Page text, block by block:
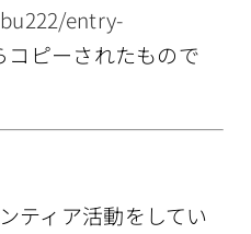
entry-
コピーされたもので
ティア活動をしてい